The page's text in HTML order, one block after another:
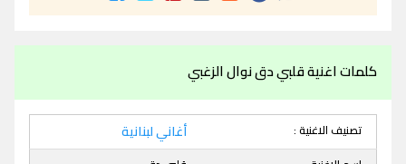
كلمات اغنية قلبي دق نوال الزغبي
تصنيف الاغنية : أغاني لبنانية